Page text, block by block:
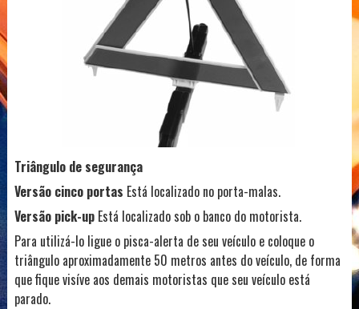
Triângulo de segurança
Versão cinco portas Está localizado no porta-malas.
Versão pick-up Está localizado sob o banco do motorista.
Para utilizá-lo ligue o pisca-alerta de seu veículo e coloque o
triângulo aproximadamente 50 metros antes do veículo, de forma
que fique visíve aos demais motoristas que seu veículo está
parado.